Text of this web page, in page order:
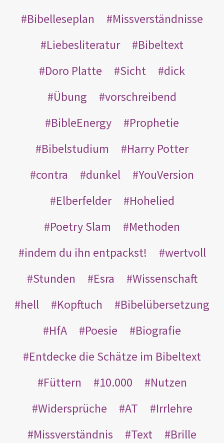
Bibelleseplan
Missverständnisse
Liebesliteratur
Bibeltext
Doro Platte
Sicht
dick
Übung
vorschreibend
BibleEnergy
Prophetie
Bibelstudium
Harry Potter
contra
dunkel
YouVersion
Elberfelder
Hohelied
Poetry Slam
Methoden
indem du ihn entpackst!
wertvoll
Stunden
Esra
Wissenschaft
hell
Kopftuch
Bibelübersetzung
HfA
Poesie
Biografie
Entdecke die Schätze im Bibeltext
Füttern
10.000
Nutzen
Widersprüche
AT
Irrlehre
Missverständnis
Text
Brille